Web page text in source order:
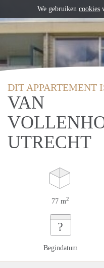
DIT APPARTEMENT
VAN
UTRECHT
77 m2
?
Begindatum
We gebruiken cookies